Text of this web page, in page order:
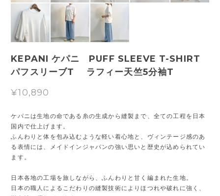
KEPANI ケパニ PUFF SLEEVE T-SHIRT
パフスリーブT ラフィー天竺5分袖T
¥10,890
ケパニは生地の命である糸の生成から縫製まで、全ての工程を日本
国内で仕上げます。
ふんわりと体を包み込むような軽い着心地と、ヴィンテージ感のあ
る表情には、メイドインジャパンの強い思いと歴史が込められてい
ます。
日本各地の工場を旅しながら、ふんわりと甘く編まれた生地。
日本の職人によるこだわりの縫製技術によりほつれや破れに強く、